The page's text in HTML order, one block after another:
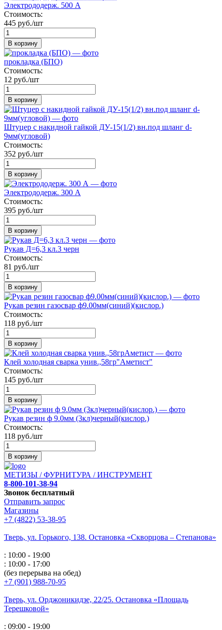
Электрододерж. 500 А
Стоимость:
445 руб./шт
В корзину
прокладка (БПО)
Стоимость:
12 руб./шт
В корзину
Штуцер с накидной гайкой ДУ-15(1/2) вн.под шланг d-
9мм(угловой)
Стоимость:
352 руб./шт
В корзину
Электрододерж. 300 А
Стоимость:
395 руб./шт
В корзину
Рукав Д=6,3 кл.3 черн
Стоимость:
81 руб./шт
В корзину
Рукав резин газосвар ф9.00мм(синий)(кислор.)
Стоимость:
118 руб./шт
В корзину
Клей холодная сварка унив.,58гр"Аметист"
Стоимость:
145 руб./шт
В корзину
Рукав резин ф 9.0мм (3кл)черный(кислор.)
Стоимость:
118 руб./шт
В корзину
МЕТИЗЫ / ФУРНИТУРА / ИНСТРУМЕНТ
8-800-101-38-94
Звонок бесплатный
Отправить запрос
Магазины
+7 (4822) 53-38-95
Тверь, ул. Горького, 138. Остановка «Скворцова – Степанова»
: 10:00 - 19:00
: 10:00 - 17:00
(без перерыва на обед)
+7 (901) 988-70-95
Тверь, ул. Орджоникидзе, 22/25. Остановка «Площадь
Терешковой»
: 09:00 - 19:00